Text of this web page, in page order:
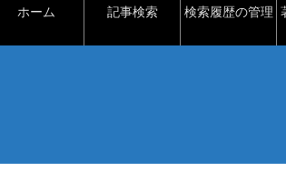
ホーム 記事検索 検索履歴の管理